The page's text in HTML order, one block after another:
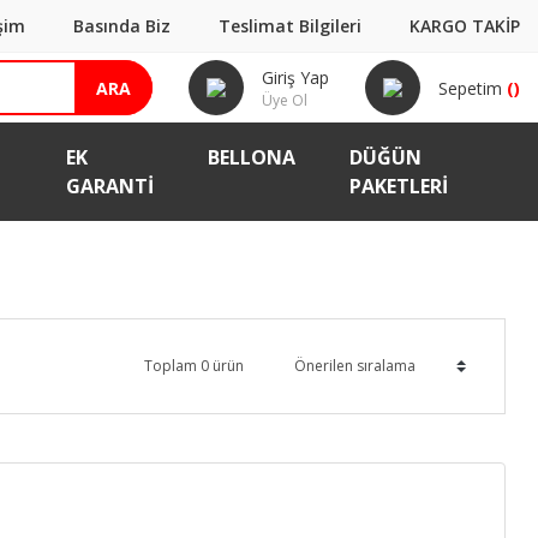
Basında Biz Teslimat Bilgileri KARGO TAKİP
ARA Giriş Yap
Üye Ol
Sepetim ()
EK
GARANTI
BELLONA
DÜĞÜN
PAKETLERİ
Toplam 0 ürün